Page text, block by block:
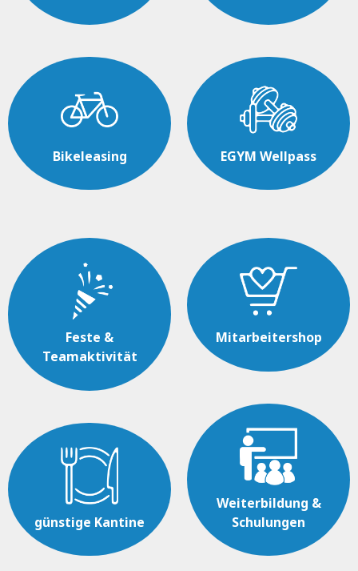
Bikeleasing EGYM Wellpass
Feste &
Teamaktivität
günstige Kantine
Mitarbeitershop
Weiterbildung &
Schulungen